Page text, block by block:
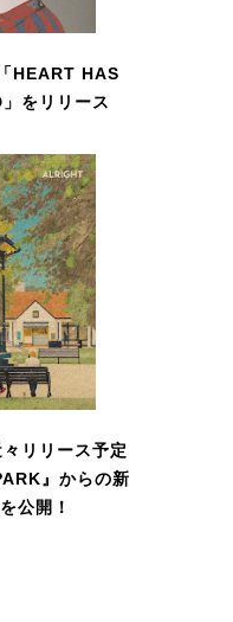
HEART HAS
をリリース
リリース予定
』からの新
公開！